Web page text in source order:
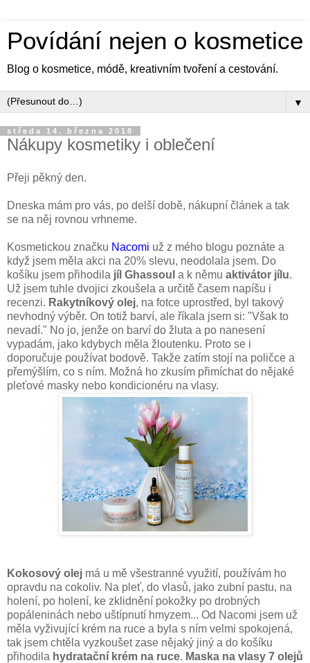
Povídání nejen o kosmetice
Blog o kosmetice, módě, kreativním tvoření a cestování.
▼
středa 14. března 2018
Nákupy kosmetiky i oblečení
Přeji pěkný den.
Dneska mám pro vás, po delší době, nákupní článek a tak
se na něj rovnou vrhneme.
Kosmetickou značku Nacomi už z mého blogu poznáte a
když jsem měla akci na 20% slevu, neodolala jsem. Do
košíku jsem přihodila jíl Ghassoul a k němu aktivátor jílu.
Už jsem tuhle dvojici zkoušela a určitě časem napíšu i
recenzi. Rakytníkový olej, na fotce uprostřed, byl takový
nevhodný výběr. On totiž barví, ale říkala jsem si: "Však to
nevadí." No jo, jenže on barví do žluta a po nanesení
vypadám, jako kdybych měla žloutenku. Proto se i
doporučuje používat bodově. Takže zatím stojí na poličce a
přemýšlím, co s ním. Možná ho zkusím přimíchat do nějaké
pleťové masky nebo kondicionéru na vlasy.
Kokosový olej má u mě všestranné využití, používám ho
opravdu na cokoliv. Na pleť, do vlasů, jako zubní pastu, na
holení, po holení, ke zklidnění pokožky po drobných
popáleninách nebo uštípnutí hmyzem... Od Nacomi jsem už
měla vyživující krém na ruce a byla s ním velmi spokojená,
tak jsem chtěla vyzkoušet zase nějaký jiný a do košíku
přihodila hydratační krém na ruce. Maska na vlasy 7 olejů